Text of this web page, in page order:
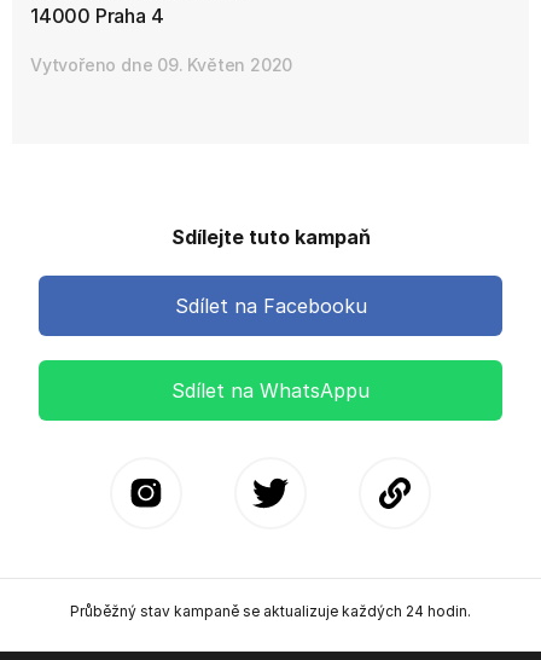
14000 Praha 4
Vytvořeno dne 09. Květen 2020
Sdílejte tuto kampaň
Sdílet na Facebooku
Sdílet na WhatsAppu
Průběžný stav kampaně se aktualizuje každých 24 hodin.